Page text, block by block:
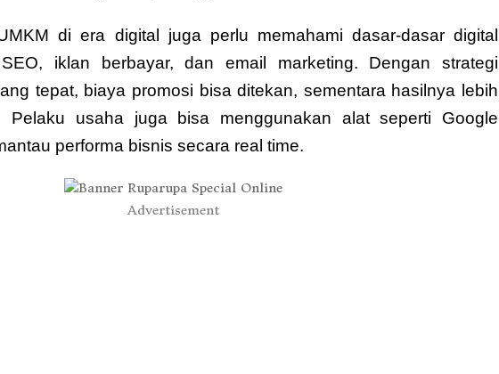
di era digital juga perlu memahami dasar-dasar digital
iklan berbayar, dan email marketing. Dengan strategi
tepat, biaya promosi bisa ditekan, sementara hasilnya lebih
Pelaku usaha juga bisa menggunakan alat seperti Google
performa bisnis secara real time.
Advertisement